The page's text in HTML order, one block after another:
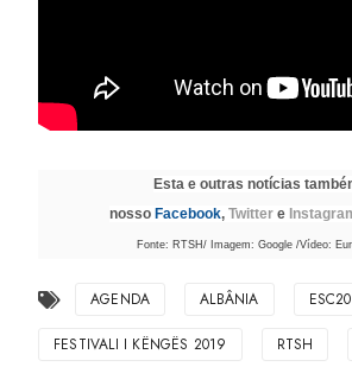
Esta e outras notícias
nosso Facebook, Twitter e
Fonte: RTSH/ Imagem: Google /Vídeo:
AGENDA ALBÂNIA
FESTIVALI I KËNGËS 2019 RTSH